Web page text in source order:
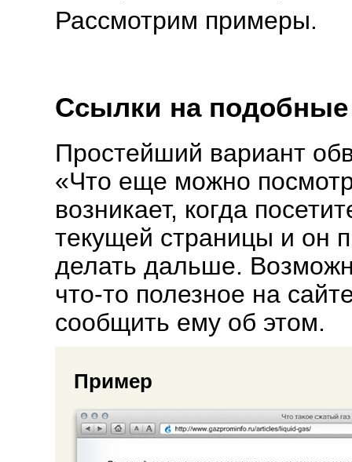
Рассмотрим примеры.
Ссылки на
Простейший вариант
«Что еще можно
возникает, когда
текущей страницы и он
делать дальше.
что-то полезное на
сообщить ему об этом.
Пример